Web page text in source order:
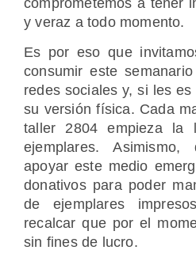
comprometemos a tener
y veraz a todo momento.
Es por eso que
consumir este
redes sociales y, si les
su versión física. Cada
taller 2804 empieza la
ejemplares. Asimismo,
apoyar este medio
donativos para poder
de ejemplares
recalcar que por el
sin fines de lucro.